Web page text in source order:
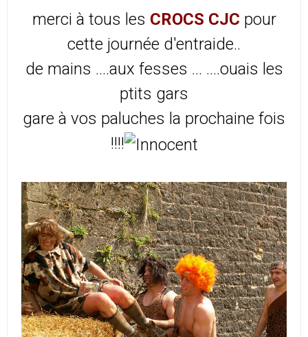
merci à tous les CROCS CJC pour
cette journée d'entraide..
de mains ....aux fesses ... ....ouais les
ptits gars
gare à vos paluches la prochaine fois
!!!!